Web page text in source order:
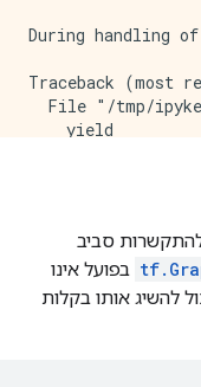
During handling
Traceback (most
File "/tmp/
    yield
סביב
בפועל אינו
להשיג אותו בקלות